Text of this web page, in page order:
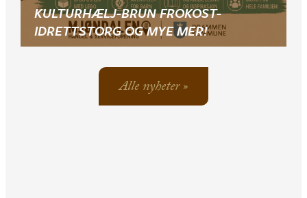
KULTURHÆLJ-BRUN FROKOST-
IDRETTSTORG OG MYE MER!
Alle nyheter »